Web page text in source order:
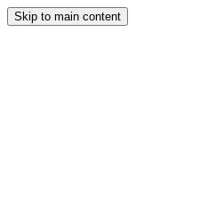
Skip to main content